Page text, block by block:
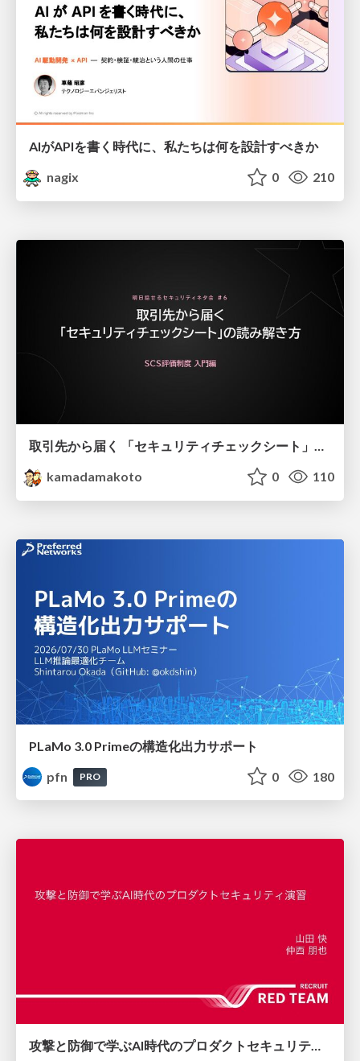
AIがAPIを書く時代に、私たちは何を設計すべきか
nagix
0 210
取引先から届く 「セキュリティチェックシート」の読み解き方
kamadamakoto
0 110
PLaMo 3.0 Primeの構造化出力サポート
pfn
PRO 0 180
攻撃と防御で学ぶAI時代のプロダクトセキュリティ演習